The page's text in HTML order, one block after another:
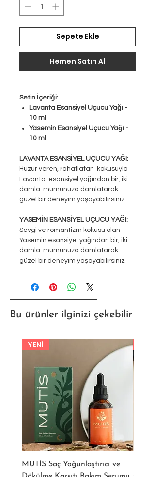
Sepete Ekle
Hemen Satın Al
Setin İçeriği:
Lavanta Esansiyel Uçucu Yağı -
10 ml
Yasemin Esansiyel Uçucu Yağı -
10 ml
LAVANTA ESANSİYEL UÇUCU YAĞI:
Huzur veren, rahatlatan kokusuyla
Lavanta esansiyel yağından bir, iki
damla mumunuza damlatarak
güzel bir deneyim yaşayabilirsiniz.
YASEMİN ESANSİYEL UÇUCU YAĞI:
Sevgi ve romantizm kokusu olan
Yasemin esansiyel yağından bir, iki
damla mumunuza damlatarak
güzel bir deneyim yaşayabilirsiniz.
Bu ürünler ilginizi çekebilir
YENİ
MUTİS Saç Yoğunlaştırıcı ve